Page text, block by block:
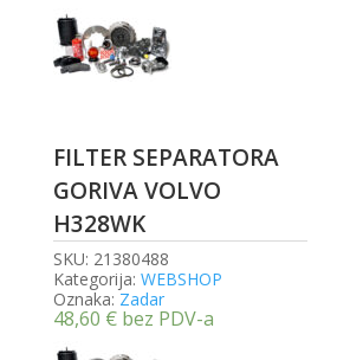
FILTER SEPARATORA
GORIVA VOLVO
H328WK
SKU: 21380488
Kategorija: WEBSHOP
Oznaka: Zadar
48,60 € bez PDV-a